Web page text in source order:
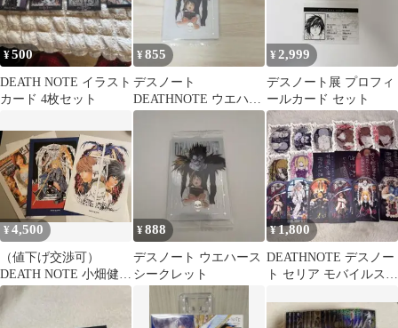
¥500
DEATH NOTE イラスト
カード 4枚セット
¥855
デスノート
DEATHNOTE ウエハー
ス カード シークレット
¥2,999
デスノート展 プロフィ
ールカード セット
¥4,500
（値下げ交渉可）
DEATH NOTE 小畑健
リバーシブルジャケッ
ト(3枚6種)
¥888
デスノート ウエハース
シークレット
¥ 1,800
DEATHNOTE デスノー
ト セリア モバイルステ